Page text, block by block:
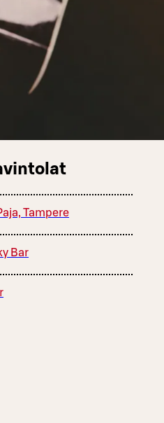
Tampere
Bar